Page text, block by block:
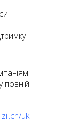
повній
uk